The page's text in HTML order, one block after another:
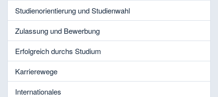
Studienorientierung und Studienwahl
Zulassung und Bewerbung
Erfolgreich durchs Studium
Karrierewege
Internationales